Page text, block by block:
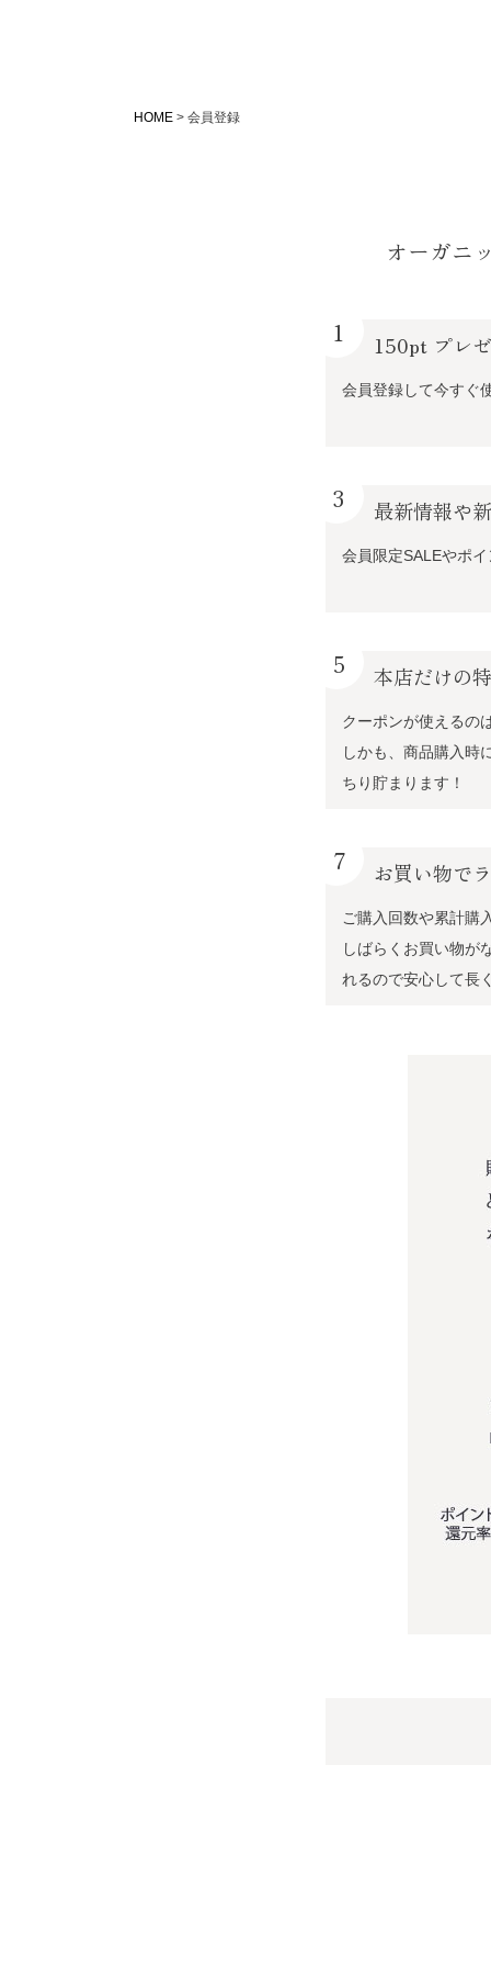
HOME 会員登録
オーガニ
1 150pt プレ
会員登録して今すぐ
3 最新情報や
会員限定SALEやポ
5 本店だけの
クーポンが使えるの
しかも、商品購入時
ちり貯まります！
7 お買い物で
ご購入回数や累計購
しばらくお買い物が
れるので安心して長